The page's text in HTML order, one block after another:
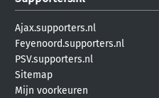
Ajax.supporters.nl
Feyenoord.supporters.nl
PSV.supporters.nl
Sitemap
Mijn voorkeuren